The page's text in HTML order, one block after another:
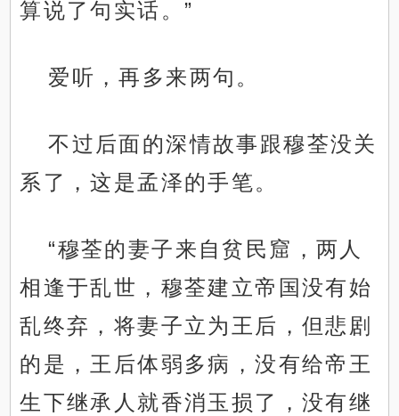
算说了句实话。”
爱听，再多来两句。
不过后面的深情故事跟穆荃没关
系了，这是孟泽的手笔。
“穆荃的妻子来自贫民窟，两人
相逢于乱世，穆荃建立帝国没有始
乱终弃，将妻子立为王后，但悲剧
的是，王后体弱多病，没有给帝王
生下继承人就香消玉损了，没有继